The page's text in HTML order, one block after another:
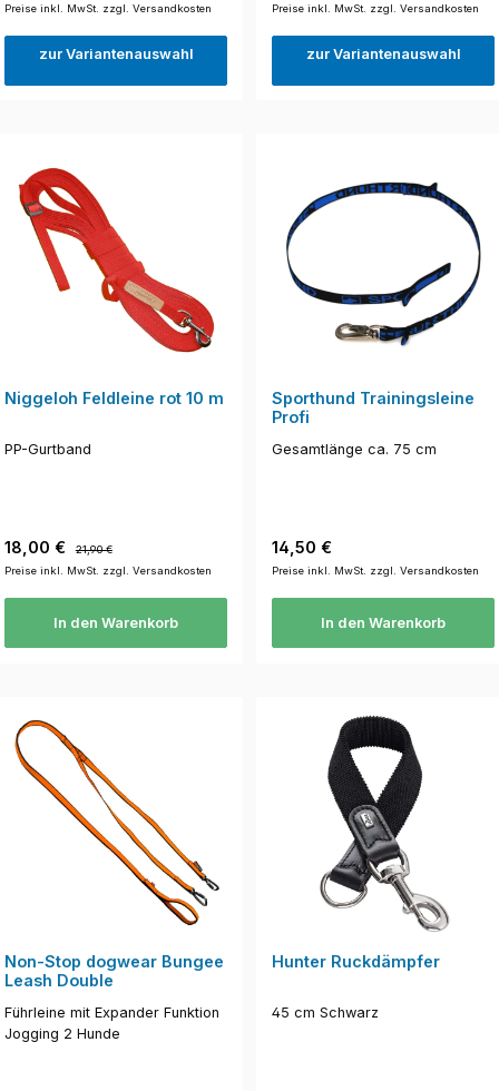
Preise inkl. MwSt. zzgl. Versandkosten
zur Variantenauswahl
Preise inkl. MwSt. zzgl. Versandkosten
zur Variantenauswahl
Niggeloh Feldleine rot 10 m
PP-Gurtband
Verkaufspreis:
18,00 € Regulärer Preis:
21,90 €
Preise inkl. MwSt. zzgl. Versandkosten
In den Warenkorb
Sporthund Trainingsleine
Profi
Gesamtlänge ca. 75 cm
Regulärer Preis:
14,50 €
Preise inkl. MwSt. zzgl. Versandkosten
In den Warenkorb
Non-Stop dogwear Bungee
Leash Double
Führleine mit Expander Funktion
Jogging 2 Hunde
Hunter Ruckdämpfer
45 cm Schwarz